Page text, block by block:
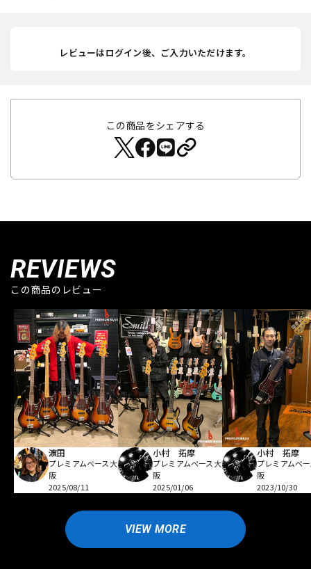
レビューはログイン後、ご入力いただけます。
この商品をシェアする
REVIEWS
この商品のレビュー
濵田
プレミアムベース大
阪
2025/08/11
小村 拓摩
プレミアムベース大
阪
2025/01/06
小村 拓摩
プレミアムベ
阪
2023/10/30
VIEW MORE